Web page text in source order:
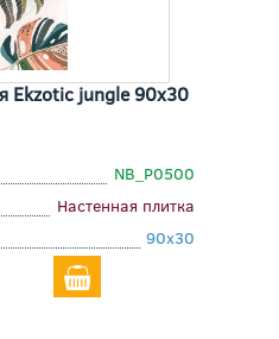
Ekzotic jungle 90x30
NB_P0500
Настенная плитка
90x30